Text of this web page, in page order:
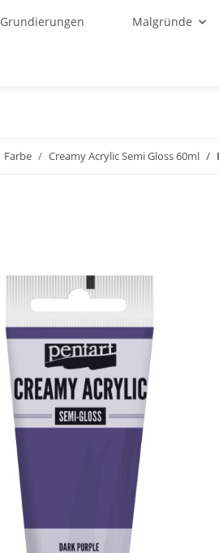
Grundierungen Malgründe
Farbe Creamy Acrylic Semi Gloss 60ml